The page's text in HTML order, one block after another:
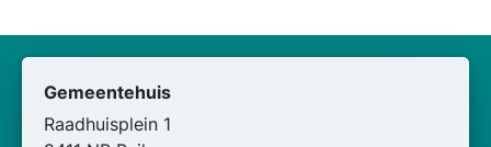
Gemeentehuis
Raadhuisplein 1